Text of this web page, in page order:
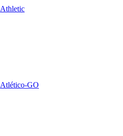
Athletic
Atlético-GO